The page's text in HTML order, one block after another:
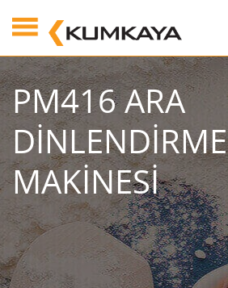
PM416 ARA
DİNLENDİRME
MAKİNESİ